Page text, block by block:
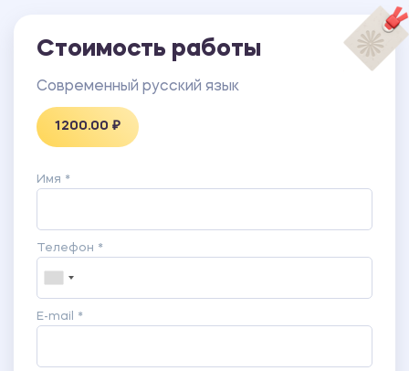
Стоимость работы
Современный русский язык
1200.00 ₽
Имя *
Телефон *
E-mail *